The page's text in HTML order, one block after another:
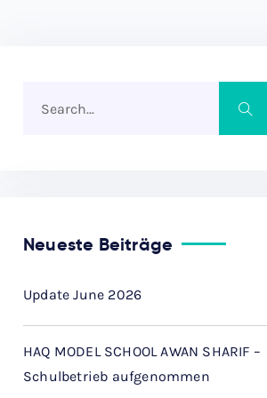
Neueste Beiträge
Update June 2026
HAQ MODEL SCHOOL AWAN SHARIF –
Schulbetrieb aufgenommen